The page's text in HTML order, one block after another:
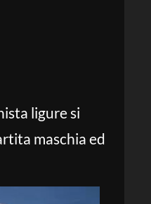
ligure si
maschia ed